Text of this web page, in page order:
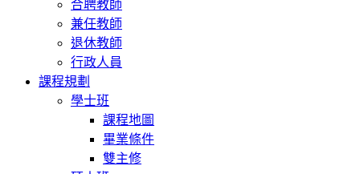
合聘教師
兼任教師
退休教師
行政人員
課程規劃
學士班
課程地圖
畢業條件
雙主修